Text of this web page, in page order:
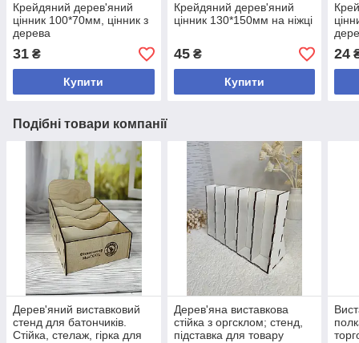
Крейдяний дерев'яний
цінник 100*70мм, цінник з
дерева
31 ₴
Купити
Крейдяний дерев'яний
цінник 130*150мм на ніжці
45₴
Купити
24
Подібні товари компанії
Дерев'яний виставковий
стенд для батончиків.
Стійка, стелаж, гірка для
Дерев'яна виставкова
стійка з оргсклом; стенд,
підставка для товару